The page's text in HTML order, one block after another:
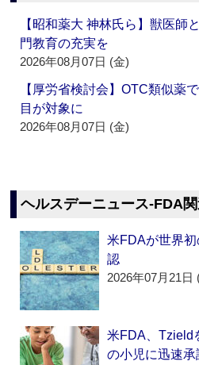
【昭和薬大 神林氏ら】獣医師
門教育の充実を
2026年08月07日 (金)
【厚労省検討会】OTC類似薬
目が対象に
2026年08月07日 (金)
ヘルスデーニュース‐FDA関
米FDAが世界
認
2026年07月21日
米FDA、Tzield
の小児に迅速承